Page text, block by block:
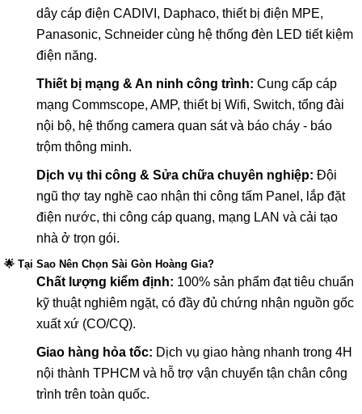
dây cáp điện CADIVI, Daphaco, thiết bị điện MPE,
Panasonic, Schneider cùng hệ thống đèn LED tiết kiệm
điện năng.
Thiết bị mạng & An ninh công trình: Cung cấp cáp
mạng Commscope, AMP, thiết bị Wifi, Switch, tổng đài
nội bộ, hệ thống camera quan sát và báo cháy - báo
trộm thông minh.
Dịch vụ thi công & Sửa chữa chuyên nghiệp: Đội
ngũ thợ tay nghề cao nhận thi công tấm Panel, lắp đặt
điện nước, thi công cáp quang, mạng LAN và cải tạo
nhà ở trọn gói.
🌟 Tại Sao Nên Chọn Sài Gòn Hoàng Gia?
Chất lượng kiểm định: 100% sản phẩm đạt tiêu chuẩn
kỹ thuật nghiêm ngặt, có đầy đủ chứng nhận nguồn gốc
xuất xứ (CO/CQ).
Giao hàng hỏa tốc: Dịch vụ giao hàng nhanh trong 4H
nội thành TPHCM và hỗ trợ vận chuyển tận chân công
trình trên toàn quốc.